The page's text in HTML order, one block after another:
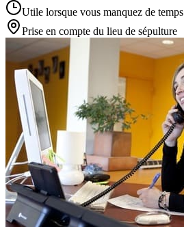
Utile lorsque vous manquez de temps
Prise en compte du lieu de sépulture